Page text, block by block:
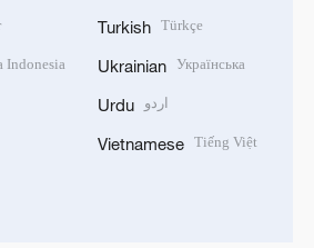
Indonesia
Turkish Türkçe
Ukrainian Українська
Urdu اردو
Vietnamese Tiếng Việt